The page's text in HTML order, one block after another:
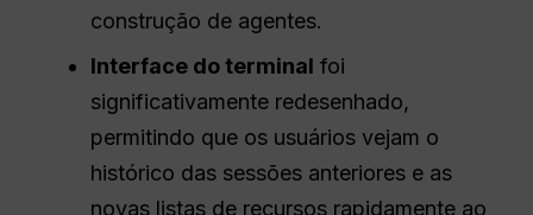
construção de agentes.
Interface do terminal foi
significativamente redesenhado,
permitindo que os usuários vejam o
histórico das sessões anteriores e as
novas listas de recursos rapidamente ao